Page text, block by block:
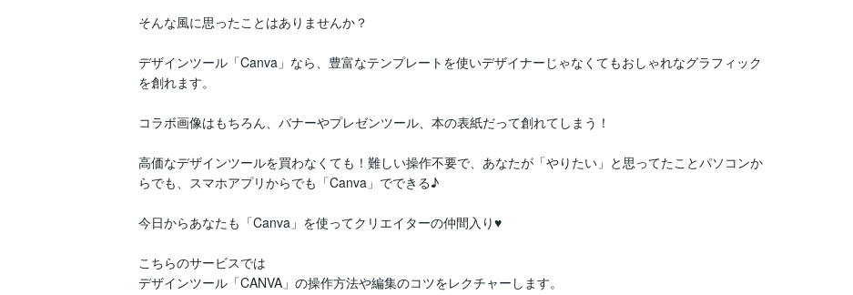
そんな風に思ったことはありませんか？
デザインツール「Canva」なら、豊富なテンプレートを使いデザイナーじゃなくてもおしゃれなグラフィック
を創れます。
コラボ画像はもちろん、バナーやプレゼンツール、本の表紙だって創れてしまう！
高価なデザインツールを買わなくても！難しい操作不要で、あなたが「やりたい」と思ってたことパソコンか
らでも、スマホアプリからでも「Canva」でできる♪
今日からあなたも「Canva」を使ってクリエイターの仲間入り♥
こちらのサービスでは
デザインツール「CANVA」の操作方法や編集のコツをレクチャーします。